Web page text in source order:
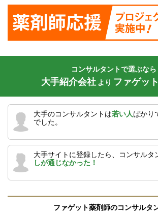
コンサルタントで選ぶなら
大手紹介会社 より ファゲッ
大手のコンサルタントは若い人ばかり
でした。
大手サイトに登録したら、コンサルタ
しが通じなかった！
ファゲット薬剤師のコンサルタ